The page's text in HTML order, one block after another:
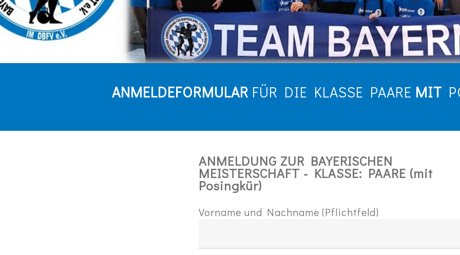
ANMELDEFORMULAR FÜR DIE KLASSE PAARE MIT
ANMELDUNG ZUR BAYERISCHEN
MEISTERSCHAFT - KLASSE: PAARE (mit
Posingkür)
Vorname und Nachname (Pflichtfeld)